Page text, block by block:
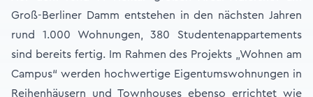
Groß-Berliner Damm entstehen in den nächsten Jahren
rund 1.000 Wohnungen, 380 Studentenappartements
sind bereits fertig. Im Rahmen des Projekts „Wohnen am
Campus“ werden hochwertige Eigentumswohnungen in
Reihenhäusern und Townhouses ebenso errichtet wie